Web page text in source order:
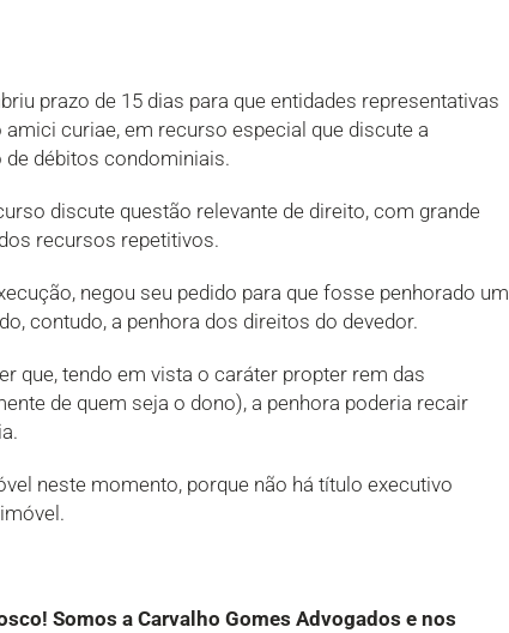
prazo de 15 dias para que entidades representativas
curiae, em recurso especial que discute a
débitos condominiais.
discute questão relevante de direito, com grande
recursos repetitivos.
negou seu pedido para que fosse penhorado um
contudo, a penhora dos direitos do devedor.
que, tendo em vista o caráter propter rem das
de quem seja o dono), a penhora poderia recair
neste momento, porque não há título executivo
Somos a Carvalho Gomes Advogados e nos